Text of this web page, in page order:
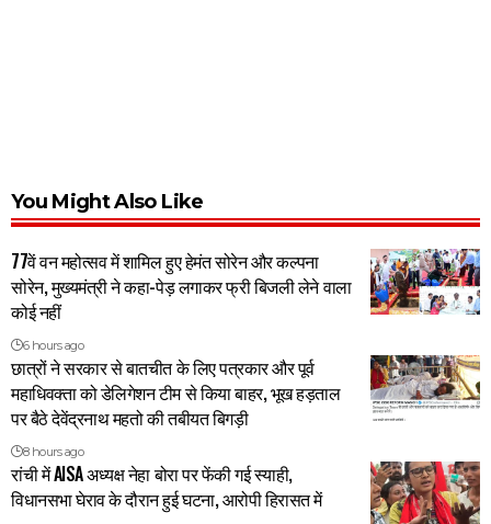
You Might Also Like
77वें वन महोत्सव में शामिल हुए हेमंत सोरेन और कल्पना
सोरेन, मुख्यमंत्री ने कहा-पेड़ लगाकर फ्री बिजली लेने वाला
कोई नहीं
6 hours ago
छात्रों ने सरकार से बातचीत के लिए पत्रकार और पूर्व
महाधिवक्ता को डेलिगेशन टीम से किया बाहर, भूख हड़ताल
पर बैठे देवेंद्रनाथ महतो की तबीयत बिगड़ी
8 hours ago
रांची में AISA अध्यक्ष नेहा बोरा पर फेंकी गई स्याही,
विधानसभा घेराव के दौरान हुई घटना, आरोपी हिरासत में